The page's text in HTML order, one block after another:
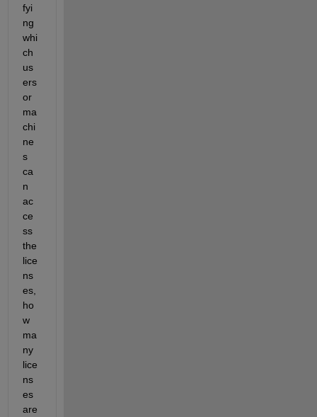
fyi
ng
whi
ch
us
ers
or
ma
chi
ne
s
ca
n
ac
ce
ss
the
lice
ns
es,
ho
w
ma
ny
lice
ns
es
are